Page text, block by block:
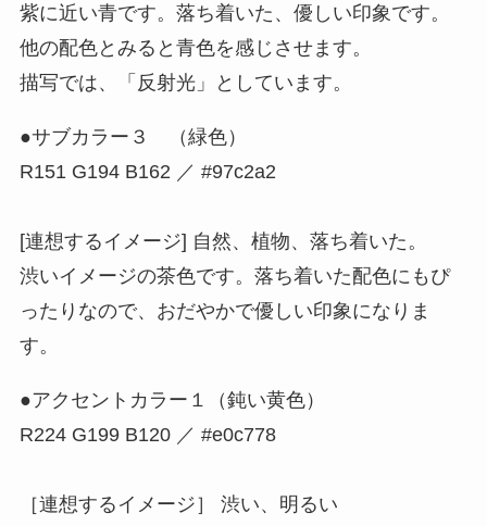
紫に近い青です。落ち着いた、優しい印象です。
他の配色とみると青色を感じさせます。
描写では、「反射光」としています。
●サブカラー３ （緑色）
R151 G194 B162 ／ #97c2a2
[連想するイメージ] 自然、植物、落ち着いた。
渋いイメージの茶色です。落ち着いた配色にもぴ
ったりなので、おだやかで優しい印象になりま
す。
●アクセントカラー１（鈍い黄色）
R224 G199 B120 ／ #e0c778
［連想するイメージ］ 渋い、明るい